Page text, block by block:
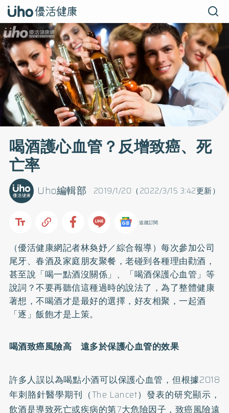
喝酒護心血管？反增致癌、死
亡率
2019/1/20（2022/3/15 3:42更新）
Uho編輯部
追蹤訂閱
（優活健康網記者林奐妤／綜合報導）每次參加公司
尾牙、春酒及家庭朋友聚餐，老碰到各種理由勸酒，
甚至說「喝一點酒沒關係」、「喝酒保護心血管」等
說詞？不要再聽信這種過時的說法了，為了整體健康
著想，不喝酒才是最好的選擇，好友相聚，一起酒
「逐」飯飽才是上策。
喝酒致癌風險高 遠多於保護心血管的效果
許多人誤以為喝點小酒可以保護心血管，但根據2018
年刺胳針醫學期刊（The Lancet）發表的研究顯示，
飲酒是導致死亡或疾病的第7大危險因子，致癌風險遠